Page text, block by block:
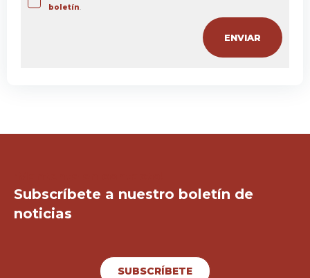
boletín
Subscríbete a nuestro boletín de
noticias
SUBSCRÍBETE